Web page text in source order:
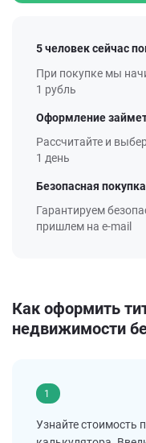
5 человек сейчас
При покупке мы
1 рубль
Оформление
Рассчитайте и
1 день
Безопасная
Гарантируем
пришлем на e-mail
Как оформить
недвижимости
1
Узнайте стоимость